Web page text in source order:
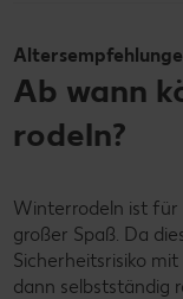
Ab wann
rodeln?
Winterrodeln ist für
großer Spaß. Da
Sicherheitsrisiko
dann selbstständig